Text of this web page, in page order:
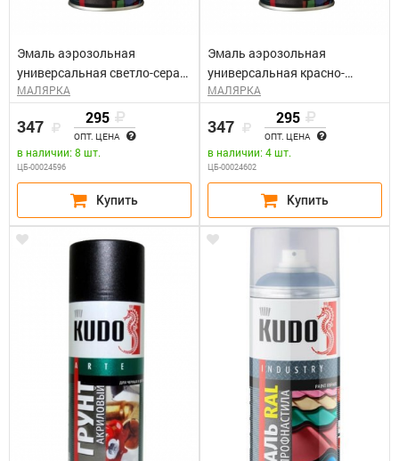
Эмаль аэрозольная
универсальная светло-серая
КУДО KU-1017 (0,52л)
МАЛЯРКА
347 295
ОПТ. ЦЕНА
в наличии: 8 шт.
ЦБ-00024596
Эмаль аэрозольная
универсальная красно-
коричневая КУДО KU-1024
МАЛЯРКА
347 295
ОПТ. ЦЕНА
в наличии: 4 шт.
ЦБ-00024602